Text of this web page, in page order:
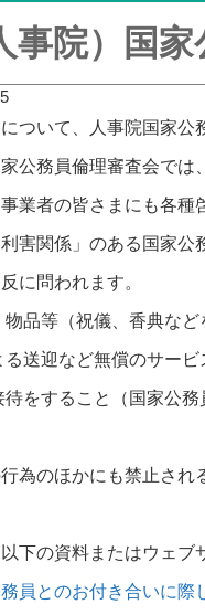
事院）国
ついて、人事院国家公
家公務員倫理審査会で
業者の皆さまにも各種
害関係」のある国家公
に問われます。
物品等（祝儀、香典な
る送迎など無償のサー
待をすること（国家公
為のほかにも禁止され
下の資料またはウェブ
員とのお付き合いに際